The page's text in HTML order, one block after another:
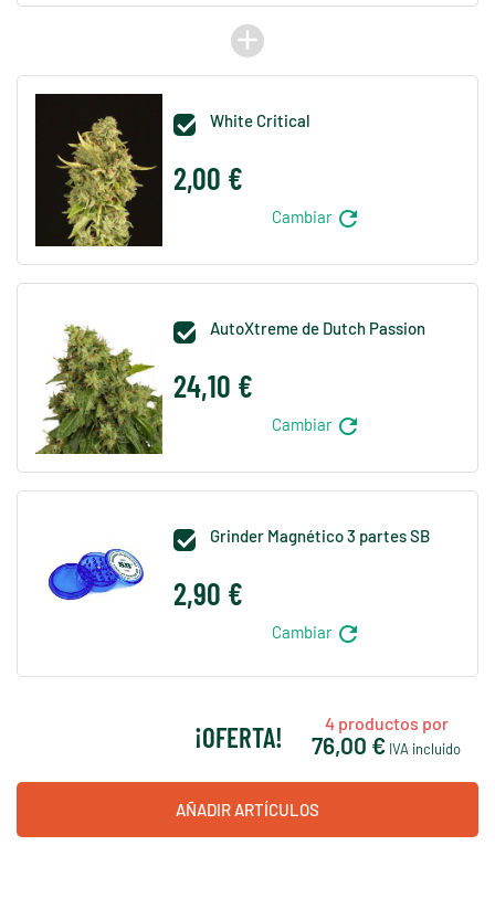
add
 White Critical
2,00 €
Cambiar refresh
 AutoXtreme de Dutch Passion
24,10 €
Cambiar refresh
 Grinder Magnético 3 partes SB
2,90 €
Cambiar refresh
¡OFERTA! 4productos por
76,00 € IVA incluido
AÑADIR ARTÍCULOS